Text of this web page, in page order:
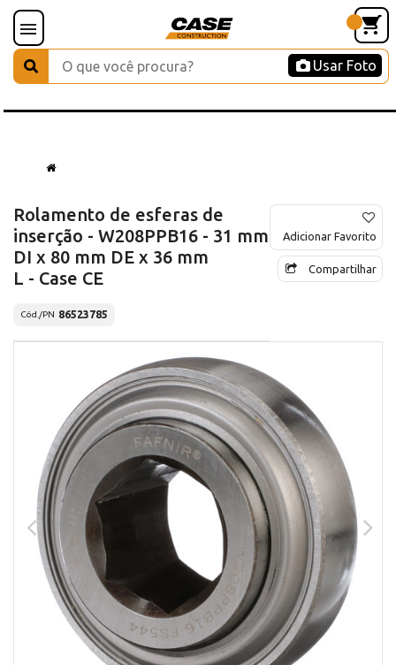
Usar Foto
Rolamento de esferas de
inserção - W208PPB16 - 31 mm
DI x 80 mm DE x 36 mm
L - Case CE
Cód./PN 86523785
Adicionar Favorito
Compartilhar